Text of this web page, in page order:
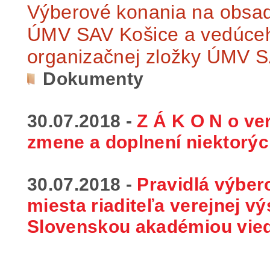
Výberové konania na
ÚMV SAV Košice a
organizačnej zložky ÚMV
Dokumenty
30.07.2018 -Z Á K O N o
zmene a doplnení
30.07.2018 - Pravidlá
miesta riaditeľa verejnej
Slovenskou akadémiou